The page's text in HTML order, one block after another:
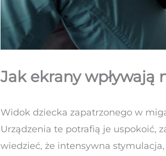
Jak ekrany wpływają
Widok dziecka zapatrzonego w
Urządzenia te potrafią je uspokoić,
wiedzieć, że intensywna